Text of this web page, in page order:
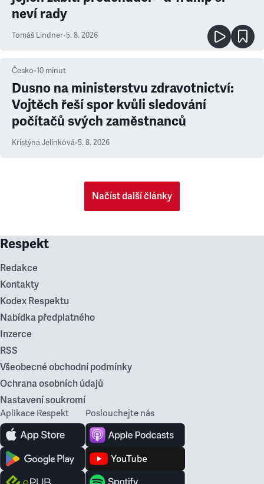
neví rady
Tomáš Lindner•5. 8. 2026
Česko•10 minut
Dusno na ministerstvu zdravotnictví:
Vojtěch řeší spor kvůli sledování
počítačů svých zaměstnanců
Kristýna Jelínková•5. 8. 2026
Načíst další články
Respekt
Redakce
Kontakty
Kodex Respektu
Nabídka předplatného
Inzerce
RSS
Všeobecné obchodní podmínky
Ochrana osobních údajů
Nastavení soukromí
Aplikace Respekt Poslouchejte nás